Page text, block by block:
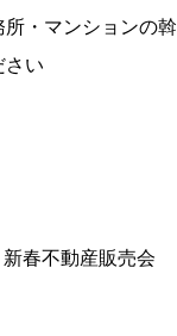
・マンションの斡
さい
新春不動産販売会